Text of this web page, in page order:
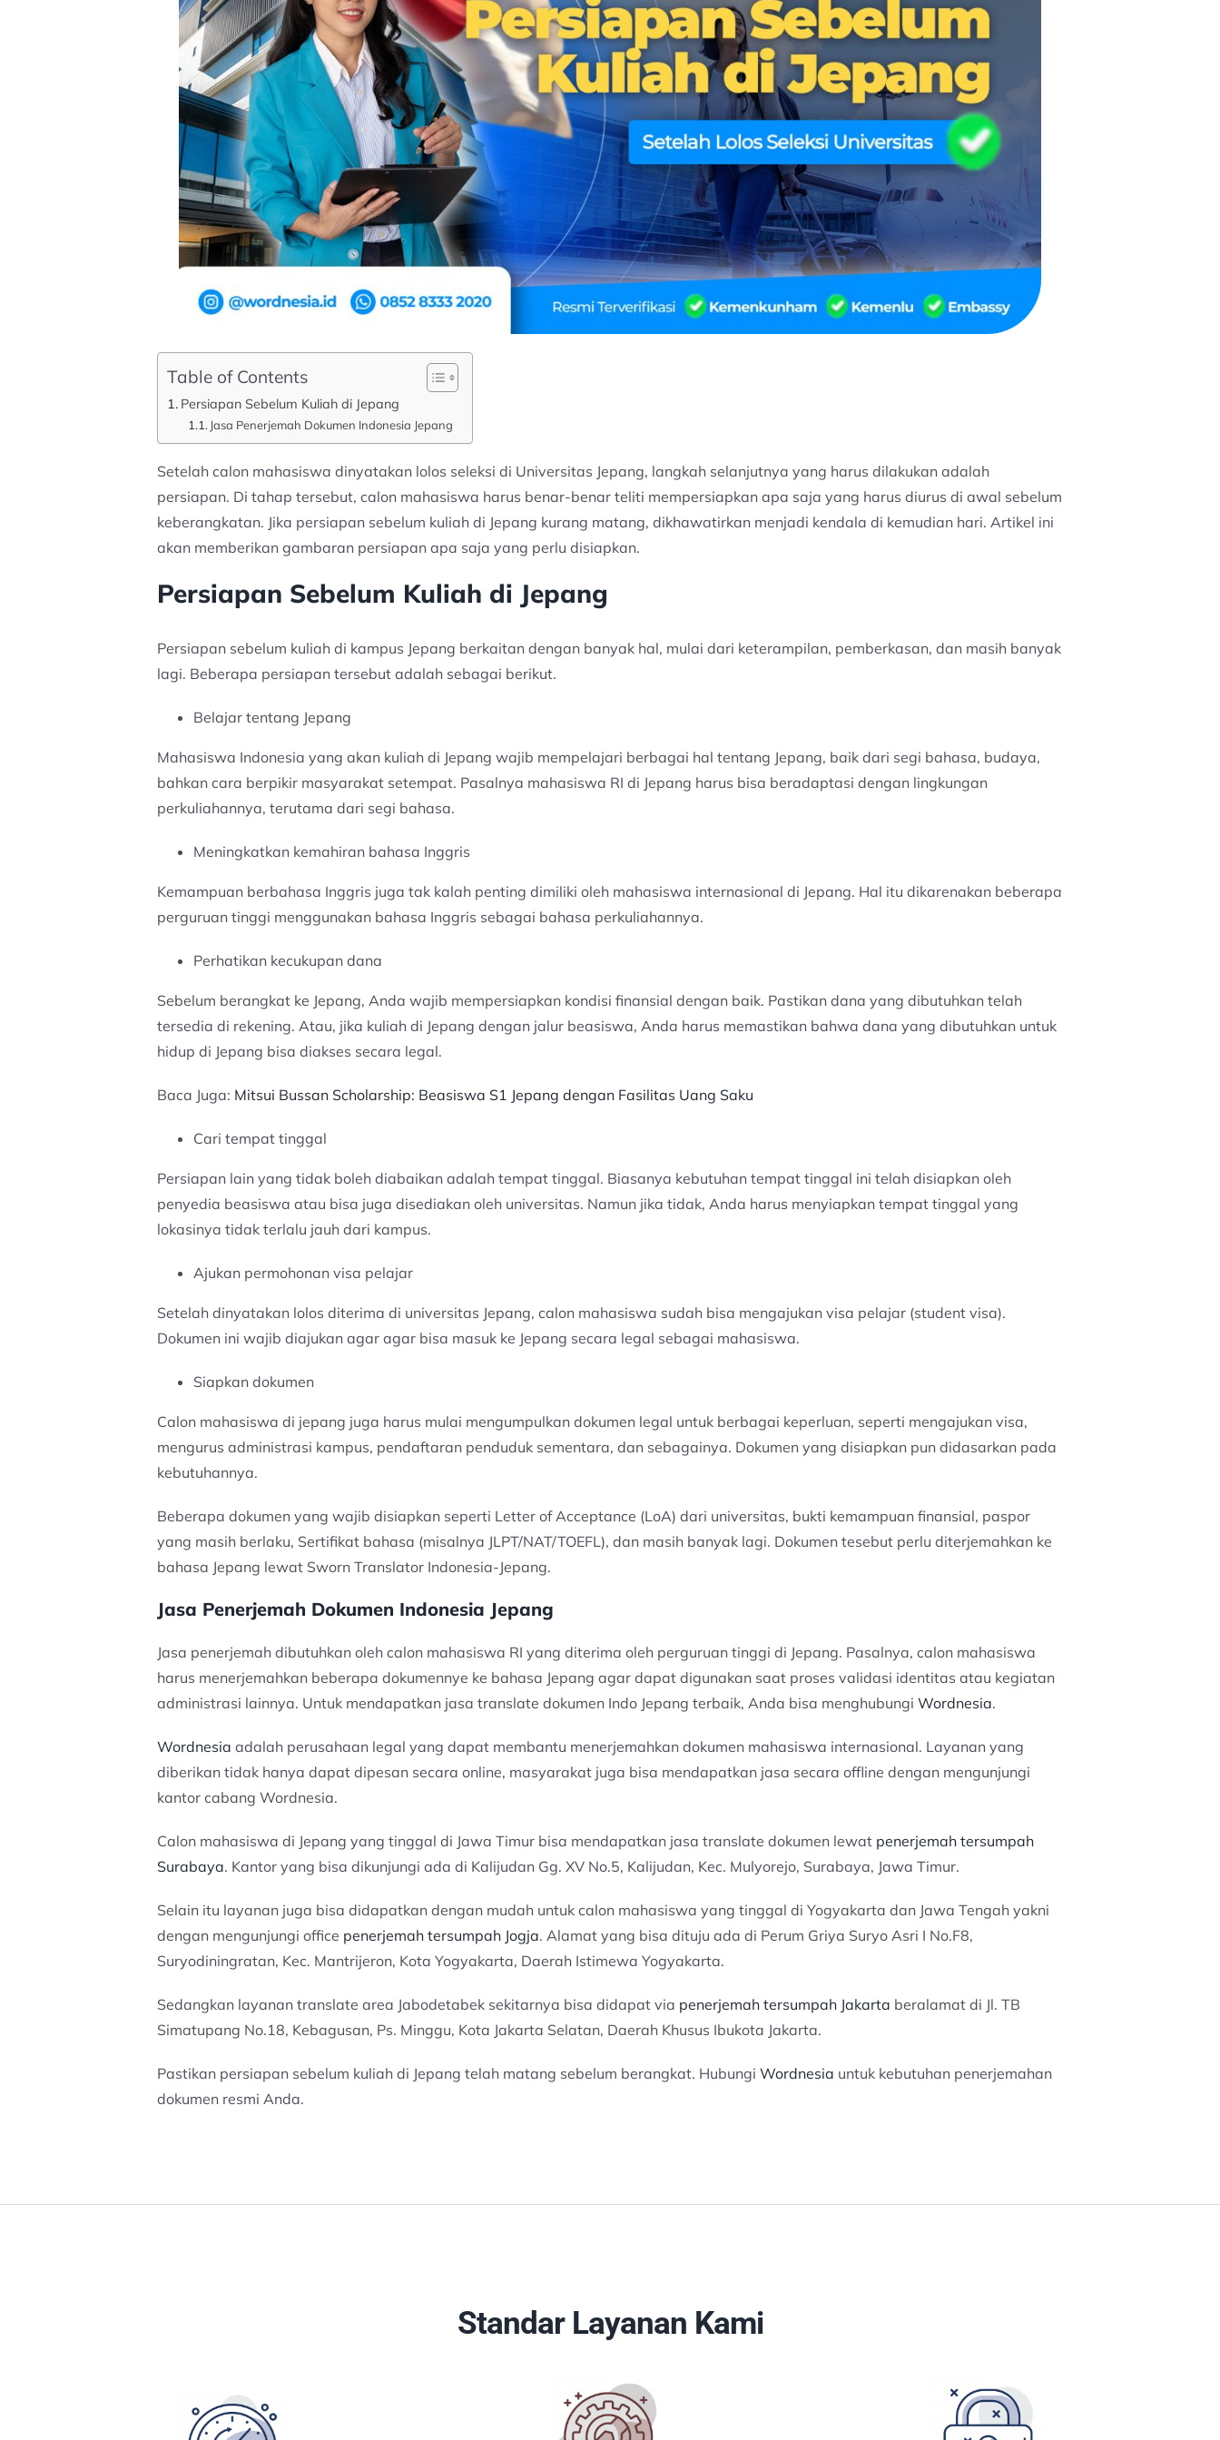
Table of Contents
Persiapan Sebelum Kuliah di Jepang
Jasa Penerjemah Dokumen Indonesia Jepang
Setelah calon mahasiswa dinyatakan lolos seleksi di Universitas Jepang, langkah selanjutnya yang harus dilakukan adalah
persiapan. Di tahap tersebut, calon mahasiswa harus benar-benar teliti mempersiapkan apa saja yang harus diurus di awal sebelum
keberangkatan. Jika persiapan sebelum kuliah di Jepang kurang matang, dikhawatirkan menjadi kendala di kemudian hari. Artikel ini
akan memberikan gambaran persiapan apa saja yang perlu disiapkan.
Persiapan Sebelum Kuliah di Jepang
Persiapan sebelum kuliah di kampus Jepang berkaitan dengan banyak hal, mulai dari keterampilan, pemberkasan, dan masih banyak
lagi. Beberapa persiapan tersebut adalah sebagai berikut.
Belajar tentang Jepang
Mahasiswa Indonesia yang akan kuliah di Jepang wajib mempelajari berbagai hal tentang Jepang, baik dari segi bahasa, budaya,
bahkan cara berpikir masyarakat setempat. Pasalnya mahasiswa RI di Jepang harus bisa beradaptasi dengan lingkungan
perkuliahannya, terutama dari segi bahasa.
Meningkatkan kemahiran bahasa Inggris
Kemampuan berbahasa Inggris juga tak kalah penting dimiliki oleh mahasiswa internasional di Jepang. Hal itu dikarenakan beberapa
perguruan tinggi menggunakan bahasa Inggris sebagai bahasa perkuliahannya.
Perhatikan kecukupan dana
Sebelum berangkat ke Jepang, Anda wajib mempersiapkan kondisi finansial dengan baik. Pastikan dana yang dibutuhkan telah
tersedia di rekening. Atau, jika kuliah di Jepang dengan jalur beasiswa, Anda harus memastikan bahwa dana yang dibutuhkan untuk
hidup di Jepang bisa diakses secara legal.
Baca Juga: Mitsui Bussan Scholarship: Beasiswa S1 Jepang dengan Fasilitas Uang Saku
Cari tempat tinggal
Persiapan lain yang tidak boleh diabaikan adalah tempat tinggal. Biasanya kebutuhan tempat tinggal ini telah disiapkan oleh
penyedia beasiswa atau bisa juga disediakan oleh universitas. Namun jika tidak, Anda harus menyiapkan tempat tinggal yang
lokasinya tidak terlalu jauh dari kampus.
Ajukan permohonan visa pelajar
Setelah dinyatakan lolos diterima di universitas Jepang, calon mahasiswa sudah bisa mengajukan visa pelajar (student visa).
Dokumen ini wajib diajukan agar agar bisa masuk ke Jepang secara legal sebagai mahasiswa.
Siapkan dokumen
Calon mahasiswa di jepang juga harus mulai mengumpulkan dokumen legal untuk berbagai keperluan, seperti mengajukan visa,
mengurus administrasi kampus, pendaftaran penduduk sementara, dan sebagainya. Dokumen yang disiapkan pun didasarkan pada
kebutuhannya.
Beberapa dokumen yang wajib disiapkan seperti Letter of Acceptance (LoA) dari universitas, bukti kemampuan finansial, paspor
yang masih berlaku, Sertifikat bahasa (misalnya JLPT/NAT/TOEFL), dan masih banyak lagi. Dokumen tesebut perlu diterjemahkan ke
bahasa Jepang lewat Sworn Translator Indonesia-Jepang.
Jasa Penerjemah Dokumen Indonesia Jepang
Jasa penerjemah dibutuhkan oleh calon mahasiswa RI yang diterima oleh perguruan tinggi di Jepang. Pasalnya, calon mahasiswa
harus menerjemahkan beberapa dokumennye ke bahasa Jepang agar dapat digunakan saat proses validasi identitas atau kegiatan
administrasi lainnya. Untuk mendapatkan jasa translate dokumen Indo Jepang terbaik, Anda bisa menghubungi Wordnesia.
Wordnesia adalah perusahaan legal yang dapat membantu menerjemahkan dokumen mahasiswa internasional. Layanan yang
diberikan tidak hanya dapat dipesan secara online, masyarakat juga bisa mendapatkan jasa secara offline dengan mengunjungi
kantor cabang Wordnesia.
Calon mahasiswa di Jepang yang tinggal di Jawa Timur bisa mendapatkan jasa translate dokumen lewat penerjemah tersumpah
Surabaya. Kantor yang bisa dikunjungi ada di Kalijudan Gg. XV No.5, Kalijudan, Kec. Mulyorejo, Surabaya, Jawa Timur.
Selain itu layanan juga bisa didapatkan dengan mudah untuk calon mahasiswa yang tinggal di Yogyakarta dan Jawa Tengah yakni
dengan mengunjungi office penerjemah tersumpah Jogja. Alamat yang bisa dituju ada di Perum Griya Suryo Asri I No.F8,
Suryodiningratan, Kec. Mantrijeron, Kota Yogyakarta, Daerah Istimewa Yogyakarta.
Sedangkan layanan translate area Jabodetabek sekitarnya bisa didapat via penerjemah tersumpah Jakarta beralamat di Jl. TB
Simatupang No.18, Kebagusan, Ps. Minggu, Kota Jakarta Selatan, Daerah Khusus Ibukota Jakarta.
Pastikan persiapan sebelum kuliah di Jepang telah matang sebelum berangkat. Hubungi Wordnesia untuk kebutuhan penerjemahan
dokumen resmi Anda.
Standar Layanan Kami